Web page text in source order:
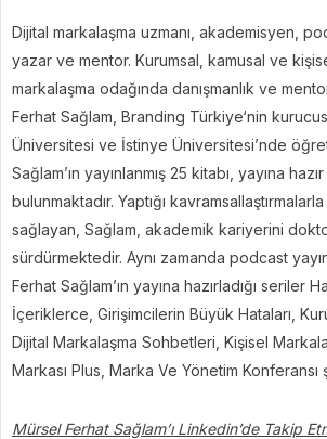
Dijital markalaşma uzmanı, akademisyen,
yazar ve mentor. Kurumsal, kamusal ve
markalaşma odağında danışmanlık ve
Ferhat Sağlam, Branding Türkiye‘nin
Üniversitesi ve İstinye Üniversitesi’nde
Sağlam’ın yayınlanmış 25 kitabı, yayına
bulunmaktadır. Yaptığı
sağlayan, Sağlam, akademik kariyerini
sürdürmektedir. Aynı zamanda podcast
Ferhat Sağlam’ın yayına hazırladığı seriler
İçeriklerce, Girişimcilerin Büyük Hataları,
Dijital Markalaşma Sohbetleri, Kişisel
Markası Plus, Marka Ve Yönetim Konferansı
Mürsel Ferhat Sağlam’ı Linkedin’de Takip